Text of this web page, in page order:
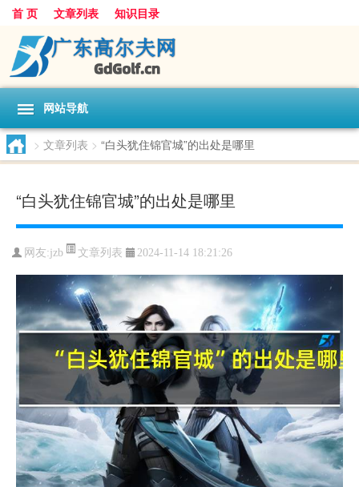
首 页 文章列表 知识目录
网站导航
> 文章列表 > “白头犹住锦官城”的出处是哪里
“白头犹住锦官城”的出处是哪里
网友:jzb 文章列表 2024-11-14 18:21:26